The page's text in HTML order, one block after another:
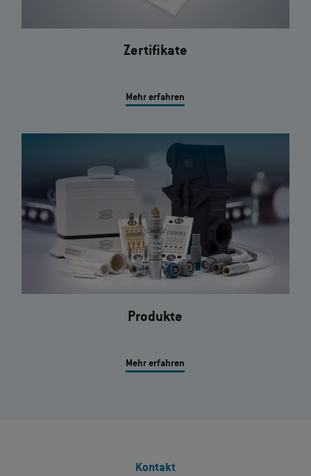
Zertifikate
Mehr erfahren
Produkte
Mehr erfahren
Kontakt